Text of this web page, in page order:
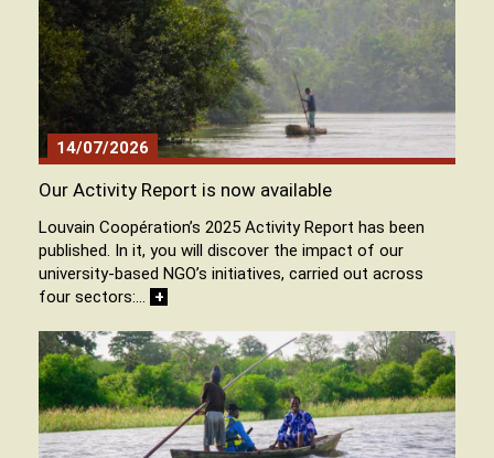
14/07/2026
Our Activity Report is now available
Louvain Coopération’s 2025 Activity Report has been
published. In it, you will discover the impact of our
university-based NGO’s initiatives, carried out across
four sectors:… +